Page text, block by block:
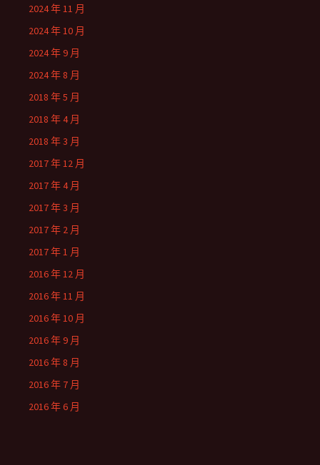
2024 年 11 月
2024 年 10 月
2024 年 9 月
2024 年 8 月
2018 年 5 月
2018 年 4 月
2018 年 3 月
2017 年 12 月
2017 年 4 月
2017 年 3 月
2017 年 2 月
2017 年 1 月
2016 年 12 月
2016 年 11 月
2016 年 10 月
2016 年 9 月
2016 年 8 月
2016 年 7 月
2016 年 6 月